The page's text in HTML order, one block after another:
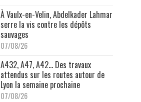
À Vaulx-en-Velin, Abdelkader Lahmar
serre la vis contre les dépôts
sauvages
07/08/26
A432, A47, A42… Des travaux
attendus sur les routes autour de
Lyon la semaine prochaine
07/08/26